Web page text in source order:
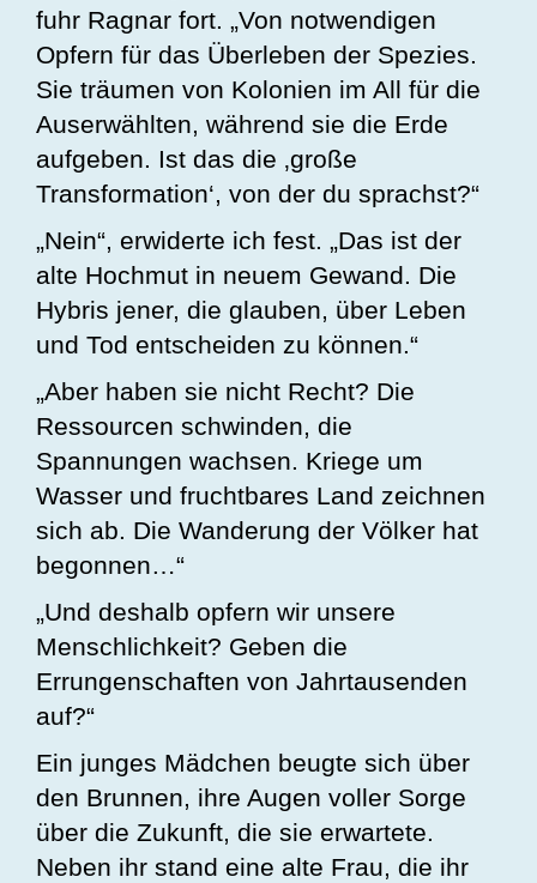
fuhr Ragnar fort. „Von notwendigen
Opfern für das Überleben der Spezies.
Sie träumen von Kolonien im All für die
Auserwählten, während sie die Erde
aufgeben. Ist das die ‚große
Transformation‘, von der du sprachst?“
„Nein“, erwiderte ich fest. „Das ist der
alte Hochmut in neuem Gewand. Die
Hybris jener, die glauben, über Leben
und Tod entscheiden zu können.“
„Aber haben sie nicht Recht? Die
Ressourcen schwinden, die
Spannungen wachsen. Kriege um
Wasser und fruchtbares Land zeichnen
sich ab. Die Wanderung der Völker hat
begonnen…“
„Und deshalb opfern wir unsere
Menschlichkeit? Geben die
Errungenschaften von Jahrtausenden
auf?“
Ein junges Mädchen beugte sich über
den Brunnen, ihre Augen voller Sorge
über die Zukunft, die sie erwartete.
Neben ihr stand eine alte Frau, die ihr